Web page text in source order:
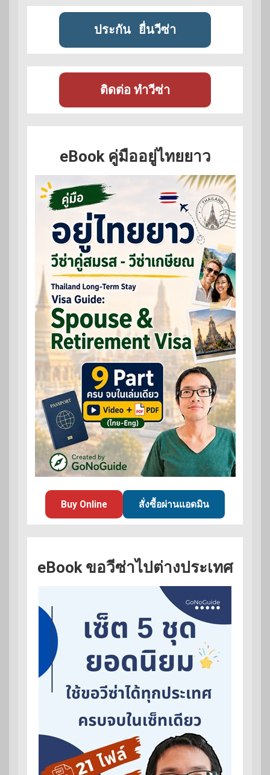
ประกัน ยื่นวีซ่า
ติดต่อ ทำวีซ่า
eBook คู่มืออยู่ไทยยาว
Buy Online สั่งซื้อผ่านแอดมิน
eBook ขอวีซ่าไปต่างประเทศ